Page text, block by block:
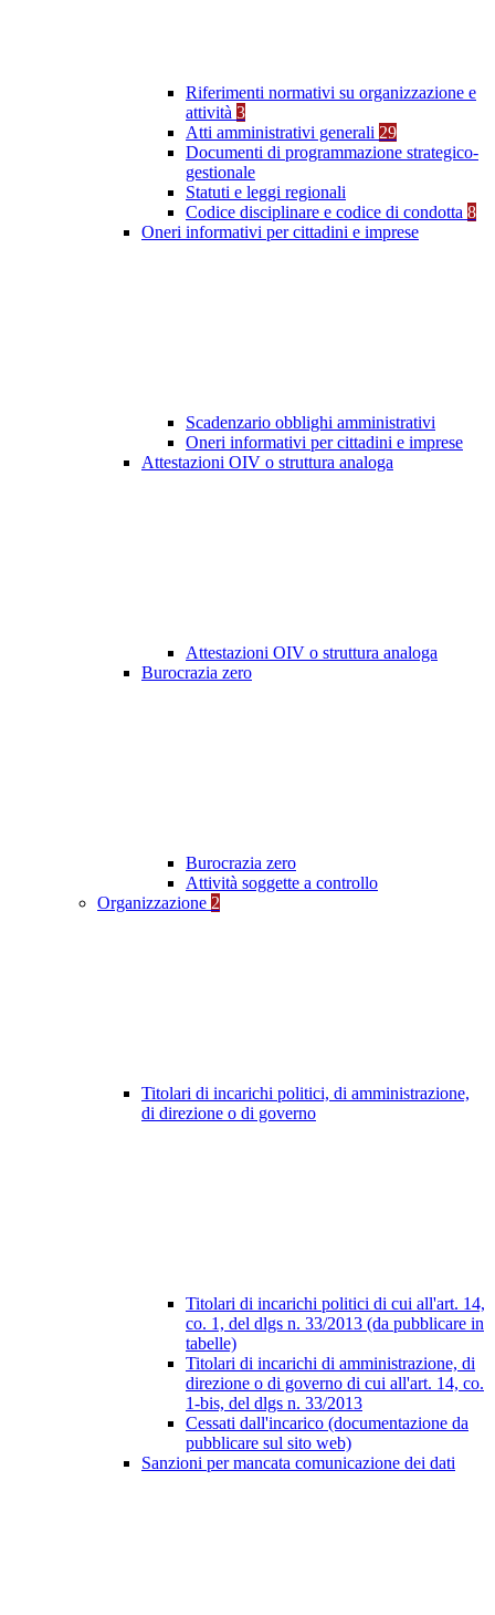
Riferimenti normativi su organizzazione e
attività 3
Atti amministrativi generali 29
Documenti di programmazione strategico-
gestionale
Statuti e leggi regionali
Codice disciplinare e codice di condotta 8
Oneri informativi per cittadini e imprese
Scadenzario obblighi amministrativi
Oneri informativi per cittadini e imprese
Attestazioni OIV o struttura analoga
Attestazioni OIV o struttura analoga
Burocrazia zero
Burocrazia zero
Attività soggette a controllo
Organizzazione 2
Titolari di incarichi politici, di amministrazione,
di direzione o di governo
Titolari di incarichi politici di cui all'art. 14,
co. 1, del dlgs n. 33/2013 (da pubblicare in
tabelle)
Titolari di incarichi di amministrazione, di
direzione o di governo di cui all'art. 14, co.
1-bis, del dlgs n. 33/2013
Cessati dall'incarico (documentazione da
pubblicare sul sito web)
Sanzioni per mancata comunicazione dei dati